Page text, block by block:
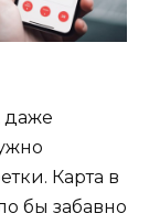
даже
Карта в
бы забавно